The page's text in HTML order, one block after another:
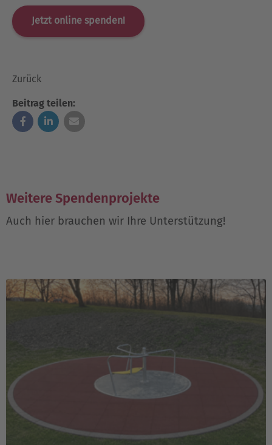
Jetzt online spenden!
Zurück
Beitrag teilen:
Weitere Spendenprojekte
Auch hier brauchen wir Ihre Unterstützung!